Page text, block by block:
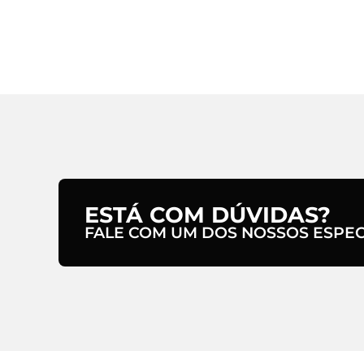
ESTÁ COM DÚVIDAS?
FALE COM UM DOS NOSSOS